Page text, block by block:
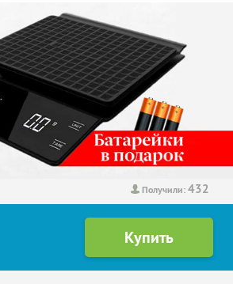
Получили:432